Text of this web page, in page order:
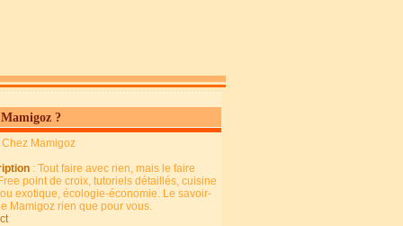
?
Chez Mamigoz
: Tout faire avec rien, mais le faire
point de croix, tutoriels détaillés, cuisine
exotique, écologie-économie. Le savoir-
Mamigoz rien que pour vous.